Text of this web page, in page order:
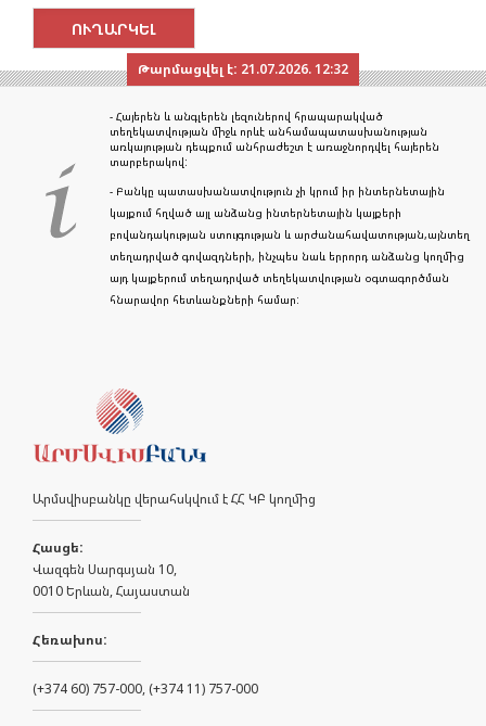
Թարմացվել է: 21.07.2026. 12:32
- Հայերեն և անգլերեն լեզուներով հրապարակված
տեղեկատվության միջև որևէ անհամապատասխանության
առկայության դեպքում անհրաժեշտ է առաջնորդվել հայերեն
տարբերակով:
- Բանկը պատասխանատվություն չի կրում իր ինտերնետային
կայքում հղված այլ անձանց ինտերնետային կայքերի
բովանդակության ստույգության և արժանահավատության,այնտեղ
տեղադրված գովազդների, ինչպես նաև երրորդ անձանց կողմից
այդ կայքերում տեղադրված տեղեկատվության օգտագործման
հնարավոր հետևանքների համար:
Արմսվիսբանկը վերահսկվում է ՀՀ ԿԲ կողմից
Հասցե:
Վազգեն Սարգսյան 10,
0010 Երևան, Հայաստան
Հեռախոս:
(+374 60) 757-000, (+374 11) 757-000